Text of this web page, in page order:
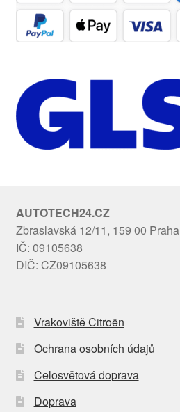
AUTOTECH24.CZ
Zbraslavská 12/11, 159 00 Praha
IČ: 09105638
DIČ: CZ09105638
Vrakoviště Citroën
Ochrana osobních údajů
Celosvětová doprava
Doprava